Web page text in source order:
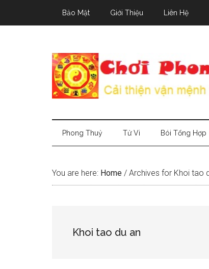
Bảo Mật Giới Thiệu Liên Hệ
Phong Thuỷ Tử Vi Bói Tổng Hợp
You are here: Home / Archives for Khoi tao
Khoi tao du an